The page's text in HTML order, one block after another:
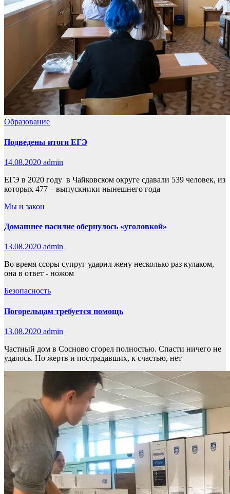
Образование
Подведены итоги ЕГЭ
14.08.2020 admin
ЕГЭ в 2020 году в Чайковском округе сдавали 539 человек, из
которых 477 – выпускники нынешнего года
Мы и закон
Домашнее насилие обернулось «уголовкой»
13.08.2020 admin
Во время ссоры супруг ударил жену несколько раз кулаком,
она в ответ - ножом
Безопасность
Погорельцам требуется помощь
13.08.2020 admin
Частный дом в Сосново сгорел полностью. Спасти ничего не
удалось. Но жертв и пострадавших, к счастью, нет